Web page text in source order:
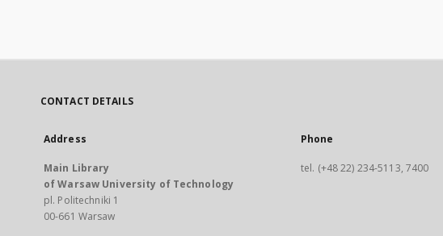
CONTACT DETAILS
Address
Main Library
of Warsaw University of Technology
pl. Politechniki 1
00-661 Warsaw
Phone
tel. (+48 22) 234-5113, 7400